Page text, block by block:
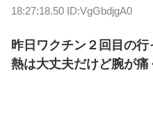
18:27:18.50 ID:VgGbdjgA0
昨日ワクチン２回目の行
熱は大丈夫だけど腕が